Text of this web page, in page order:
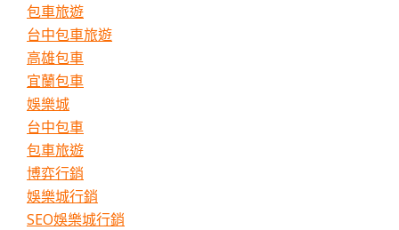
包車旅遊
台中包車旅遊
高雄包車
宜蘭包車
娛樂城
台中包車
包車旅遊
博弈行銷
娛樂城行銷
SEO娛樂城行銷